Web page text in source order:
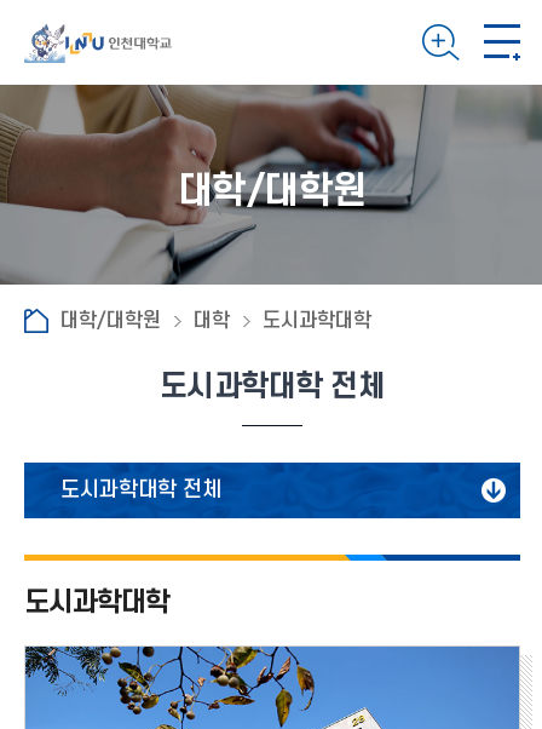
대학/대학원
대학/대학원 대학 도시과학대학
도시과학대학 전체
도시과학대학 전체
도시행정학과
도시환경공학부(건설환경공학전공)
도시환경공학부(환경공학전공)
도시과학대학